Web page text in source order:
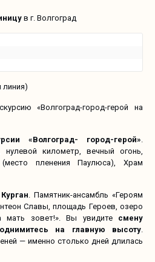
в г. Волгоград
линия)
«Волгоград-город-герой на
«Волгоград- город-герой»
километр, вечный огонь,
пленения Паулюса), Храм
. Памятник-ансамбль «Героям
Славы, площадь Героев, озеро
мать зовет!». Вы увидите смену
на главную высоту
— именно столько дней длилась